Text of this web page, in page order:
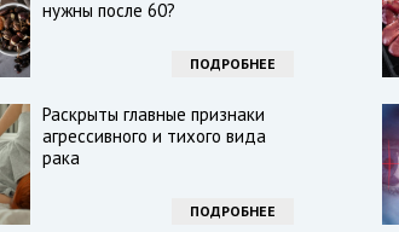
нужны после 60?
ПОДРОБНЕЕ
Раскрыты главные признаки
агрессивного и тихого вида
рака
ПОДРОБНЕЕ